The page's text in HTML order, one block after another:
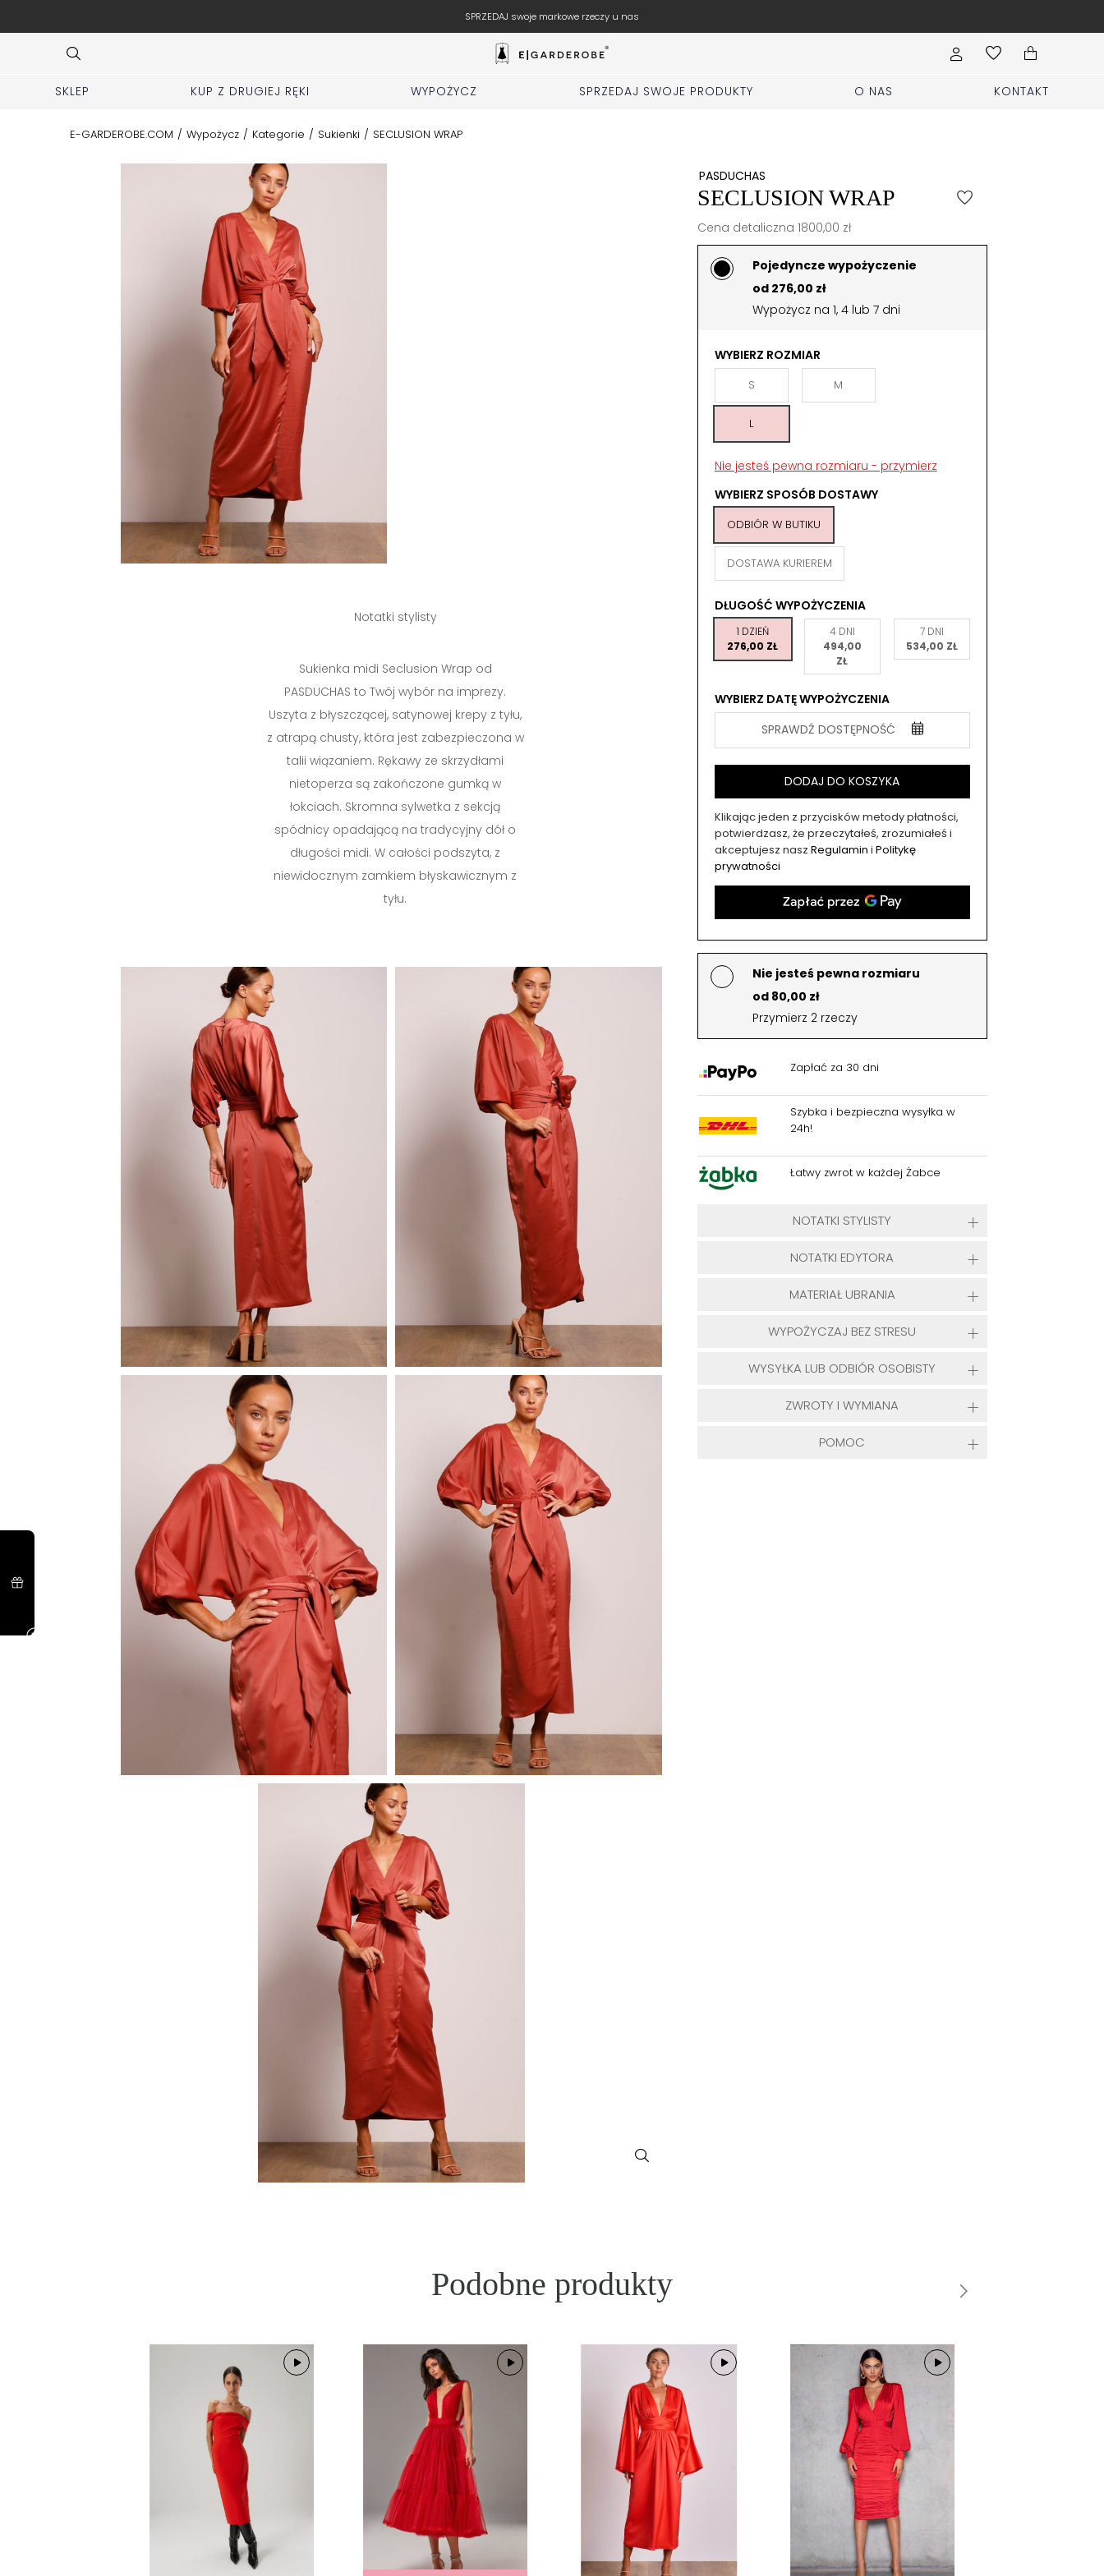
SPRZEDAJ swoje markowe rzeczy u nas
SKLEP KUP Z DRUGIEJ RĘKI WYPOŻYCZ SPRZEDAJ SWOJE PRODUKTY O NAS KONTAKT
E-GARDEROBE.COM / Wypożycz / Kategorie / Sukienki / SECLUSION WRAP
Notatki stylisty
Sukienka midi Seclusion Wrap od
PASDUCHAS to Twój wybór na imprezy.
Uszyta z błyszczącej, satynowej krepy z tyłu,
z atrapą chusty, która jest zabezpieczona w
talii wiązaniem. Rękawy ze skrzydłami
nietoperza są zakończone gumką w
łokciach. Skromna sylwetka z sekcją
spódnicy opadającą na tradycyjny dół o
długości midi. W całości podszyta, z
niewidocznym zamkiem błyskawicznym z
tyłu.
PASDUCHAS
SECLUSION WRAP
Cena detaliczna 1800,00 zł
Pojedyncze wypożyczenie
od 276,00 zł
Wypożycz na 1, 4 lub 7 dni
WYBIERZ ROZMIAR
S M
L
Nie jesteś pewna rozmiaru - przymierz
WYBIERZ SPOSÓB DOSTAWY
ODBIÓR W BUTIKU
DOSTAWA KURIEREM
DŁUGOŚĆ WYPOŻYCZENIA
1 DZIEŃ
276,00 ZŁ
4 DNI
494,00
ZŁ
7 DNI
534,00 ZŁ
WYBIERZ DATĘ WYPOŻYCZENIA
SPRAWDŹ DOSTĘPNOŚĆ
DODAJ DO KOSZYKA
Klikając jeden z przycisków metody płatności,
potwierdzasz, że przeczytałeś, zrozumiałeś i
akceptujesz nasz Regulamin i Politykę
prywatności
Nie jesteś pewna rozmiaru
od 80,00 zł
Przymierz 2 rzeczy
Zapłać za 30 dni
Szybka i bezpieczna wysyłka w
24h!
Łatwy zwrot w każdej Żabce
NOTATKI STYLISTY
NOTATKI EDYTORA
MATERIAŁ UBRANIA
WYPOŻYCZAJ BEZ STRESU
WYSYŁKA LUB ODBIÓR OSOBISTY
ZWROTY I WYMIANA
POMOC
Podobne produkty